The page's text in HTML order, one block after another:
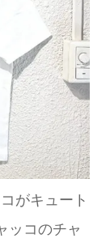
がキュート
ッコのチャ